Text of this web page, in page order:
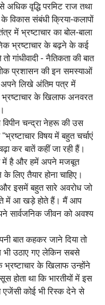
वृद्धि परमिट राज तथा
विकास संबंधी क्रिया-कलापों
में भ्रष्टाचार का बोल-बाला
भ्रष्टाचार के बढ़ने के कई
गांधीवादी - नैतिकता की बात
प्रशासन की इन समस्याओं
अपने लिखे अंतिम पत्र में
के खिलाफ अनवरत
चन्द्रा नेहरू की उस
विषय में बहुत चर्चाएं
कर बातें कहीं जा रही हैं।
में है और हमें अपने मजबूत
तैयार होना चाहिए।
और इसमें बहुत सारे अवरोध जो
में आ खड़े होते हैं। मैं आप
सार्वजनिक जीवन को अवश्य
बात कहकर जाने दिया तो
भी उठाए गए लेकिन सबसे
के खिलाफ उन्होंने
होता था कि भारतीयों में इस
कोई भी रिस्क देने से